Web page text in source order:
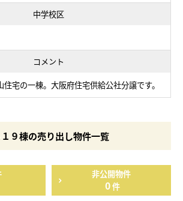
中学校区
コメント
宅の一棟。大阪府住宅供給公社分譲です。
９棟の売り出し物件一覧
非公開物件
0件